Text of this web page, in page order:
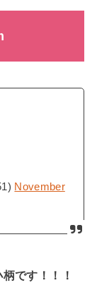
November
です！！！